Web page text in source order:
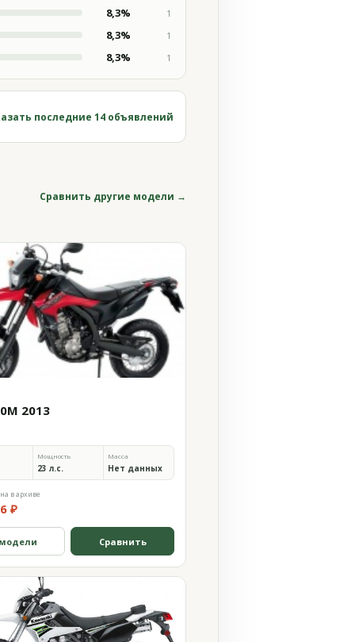
8,3%
1
8,3%
1
8,3% 1
последние 14 объявлений
Сравнить другие модели →
2013
Мощность
23 л.с.
Масса
Нет данных
в архиве
₽
Сравнить